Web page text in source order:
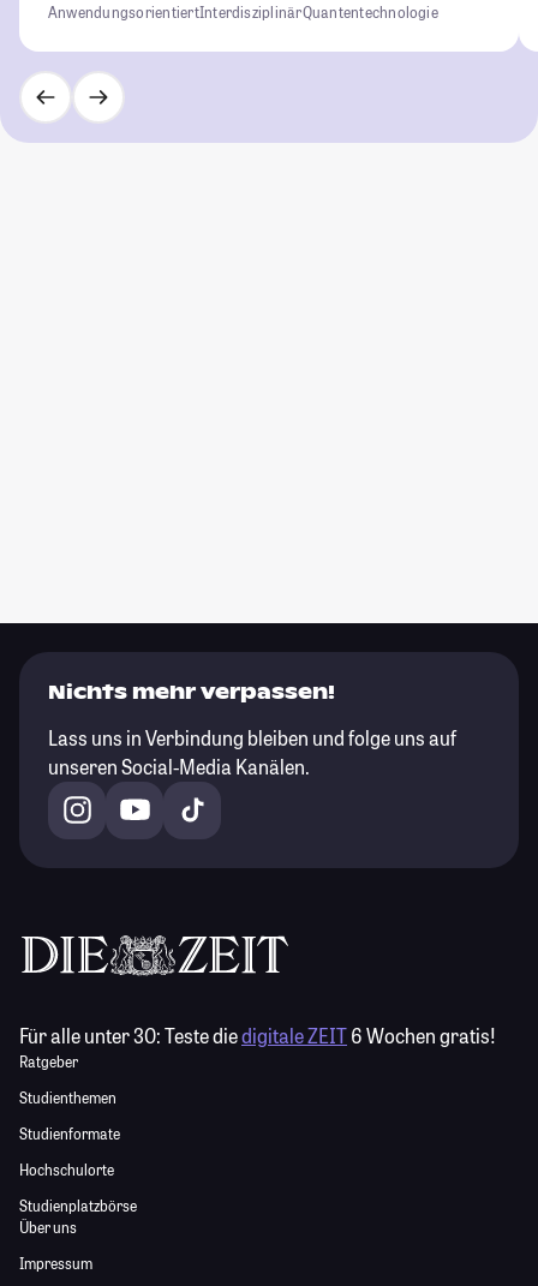
AnwendungsorientiertInterdisziplinärQuantentechnologie
Nichts mehr verpassen!
Lass uns in Verbindung bleiben und folge uns auf
unseren Social-Media Kanälen.
Für alle unter 30:Teste diedigitale ZEIT6 Wochen gratis!
Ratgeber
Studienthemen
Studienformate
Hochschulorte
Studienplatzbörse
Über uns
Impressum